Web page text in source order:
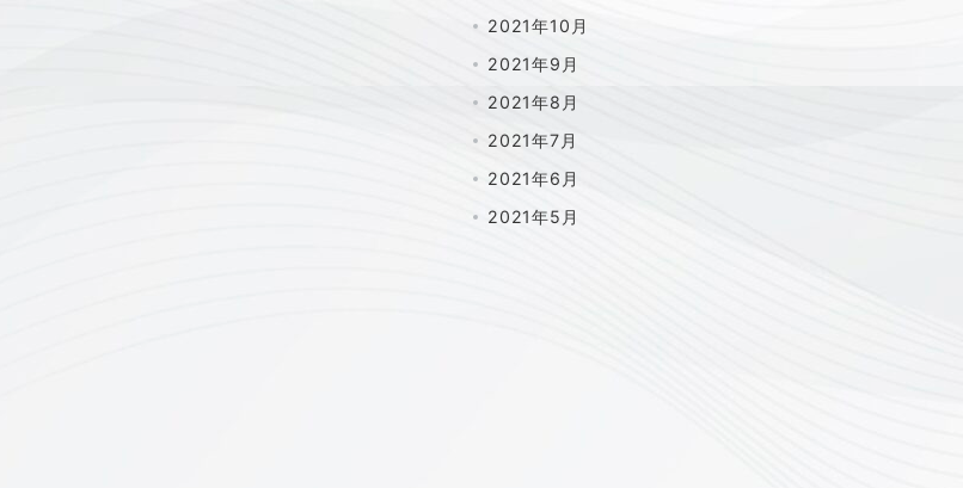
2021年10月
2021年9月
2021年8月
2021年7月
2021年6月
2021年5月